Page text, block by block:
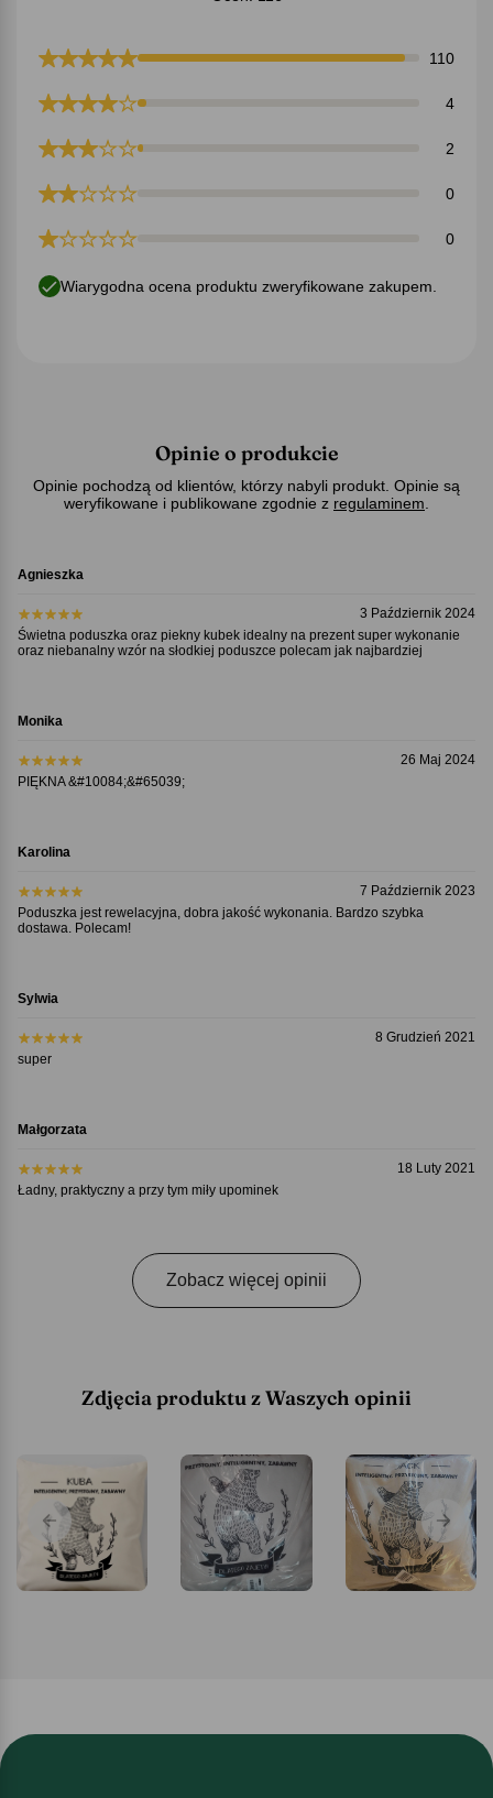
110
4
2
0
0
Wiarygodna ocena produktu zweryfikowane zakupem.
Opinie o produkcie
Opinie pochodzą od klientów, którzy nabyli produkt. Opinie są
weryfikowane i publikowane zgodnie z regulaminem
Agnieszka
3 Październik 2024
Świetna poduszka oraz piekny kubek idealny na prezent super wykonanie
oraz niebanalny wzór na słodkiej poduszce polecam jak najbardziej
Monika
26 Maj 2024
PIĘKNA &#10084;&#65039;
Karolina
7 Październik 2023
Poduszka jest rewelacyjna, dobra jakość wykonania. Bardzo szybka
dostawa. Polecam!
Sylwia
8 Grudzień 2021
super
Małgorzata
18 Luty 2021
Ładny, praktyczny a przy tym miły upominek
Zobacz więcej opinii
Zdjęcia produktu z Waszych opinii